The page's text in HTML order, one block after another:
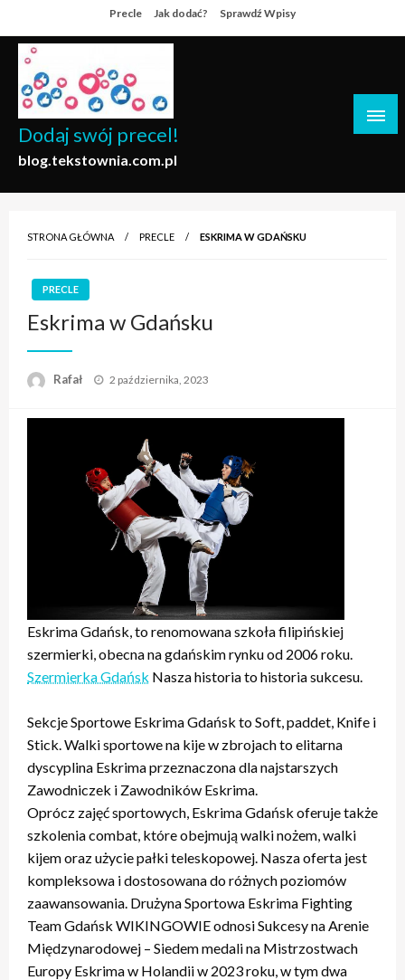
to
content
Precle Jak dodać? Sprawdź Wpisy
Dodaj swój precel!
blog.tekstownia.com.pl
STRONA GŁÓWNA PRECLE ESKRIMA W GDAŃSKU
PRECLE
Eskrima w Gdańsku
Rafał
Opublikowane
2 października, 2023
Eskrima Gdańsk, to renomowana szkoła filipińskiej
szermierki, obecna na gdańskim rynku od 2006 roku.
Szermierka Gdańsk Nasza historia to historia sukcesu.
Sekcje Sportowe Eskrima Gdańsk to Soft, paddet, Knife i
Stick. Walki sportowe na kije w zbrojach to elitarna
dyscyplina Eskrima przeznaczona dla najstarszych
Zawodniczek i Zawodników Eskrima.
Oprócz zajęć sportowych, Eskrima Gdańsk oferuje także
szkolenia combat, które obejmują walki nożem, walki
kijem oraz użycie pałki teleskopowej. Nasza oferta jest
kompleksowa i dostosowana do różnych poziomów
zaawansowania. Drużyna Sportowa Eskrima Fighting
Team Gdańsk WIKINGOWIE odnosi Sukcesy na Arenie
Międzynarodowej – Siedem medali na Mistrzostwach
Europy Eskrima w Holandii w 2023 roku, w tym dwa